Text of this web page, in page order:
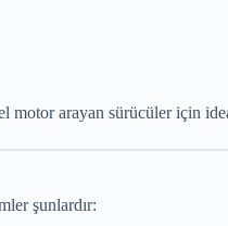
motor arayan sürücüler için
şunlardır: